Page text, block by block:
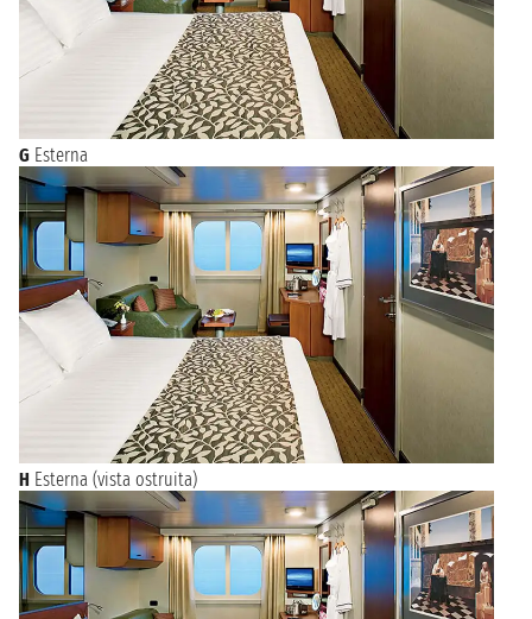
G Esterna
H Esterna (vista ostruita)